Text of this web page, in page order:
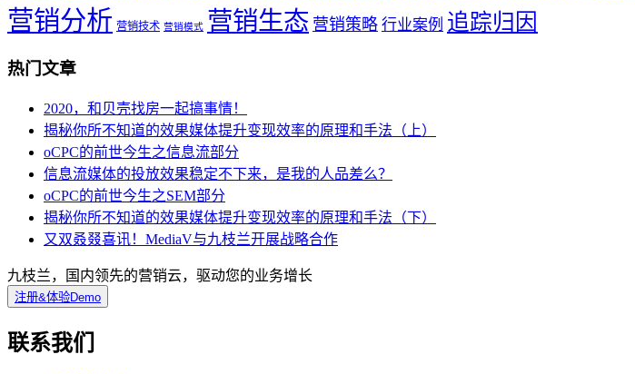
营销分析 营销技术 营销模式 营销生态 营销策略 行业案例 追踪归因
热门文章
2020，和贝壳找房一起搞事情！
揭秘你所不知道的效果媒体提升变现效率的原理和手法（上）
oCPC的前世今生之信息流部分
信息流媒体的投放效果稳定不下来，是我的人品差么？
oCPC的前世今生之SEM部分
揭秘你所不知道的效果媒体提升变现效率的原理和手法（下）
又双叒叕喜讯！MediaV与九枝兰开展战略合作
九枝兰，国内领先的营销云，驱动您的业务增长
注册&体验Demo
联系我们